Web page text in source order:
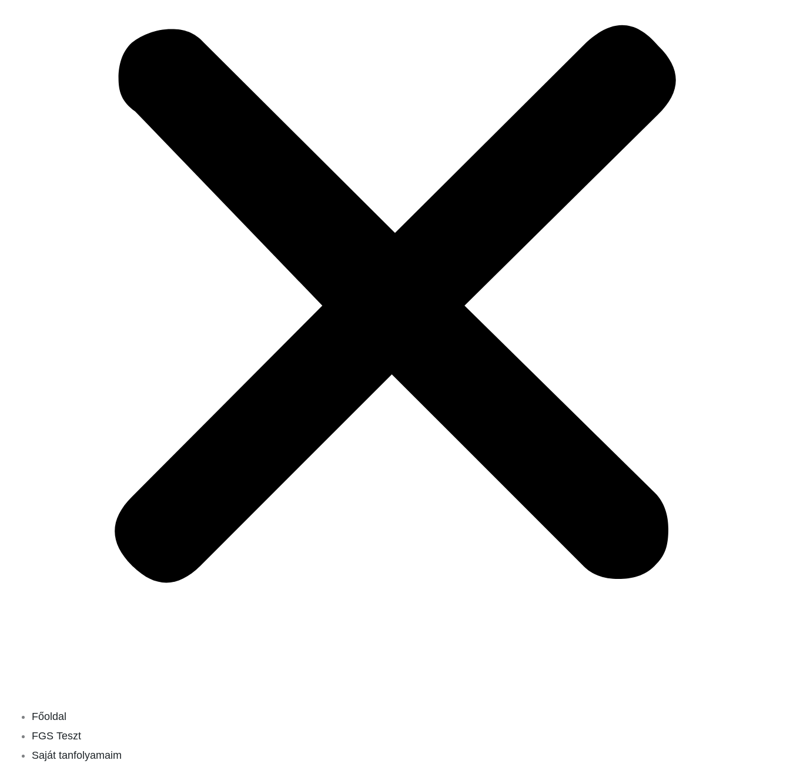
Főoldal
FGS Teszt
Saját tanfolyamaim